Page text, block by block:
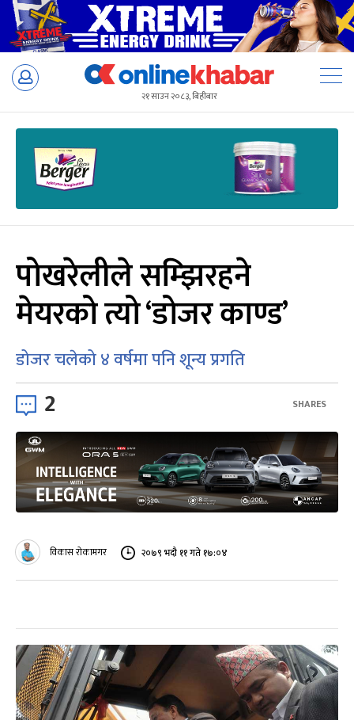
Skip
२१ साउन २०८३, बिहीबार
पोखरेलीले सम्झिरहने
मेयरको त्यो ‘डोजर काण्ड’
डोजर चलेको ४ वर्षमा पनि शून्य प्रगति
2 SHARES
विकास रोकामगर २०७९ भदौ ११ गते १७:०४